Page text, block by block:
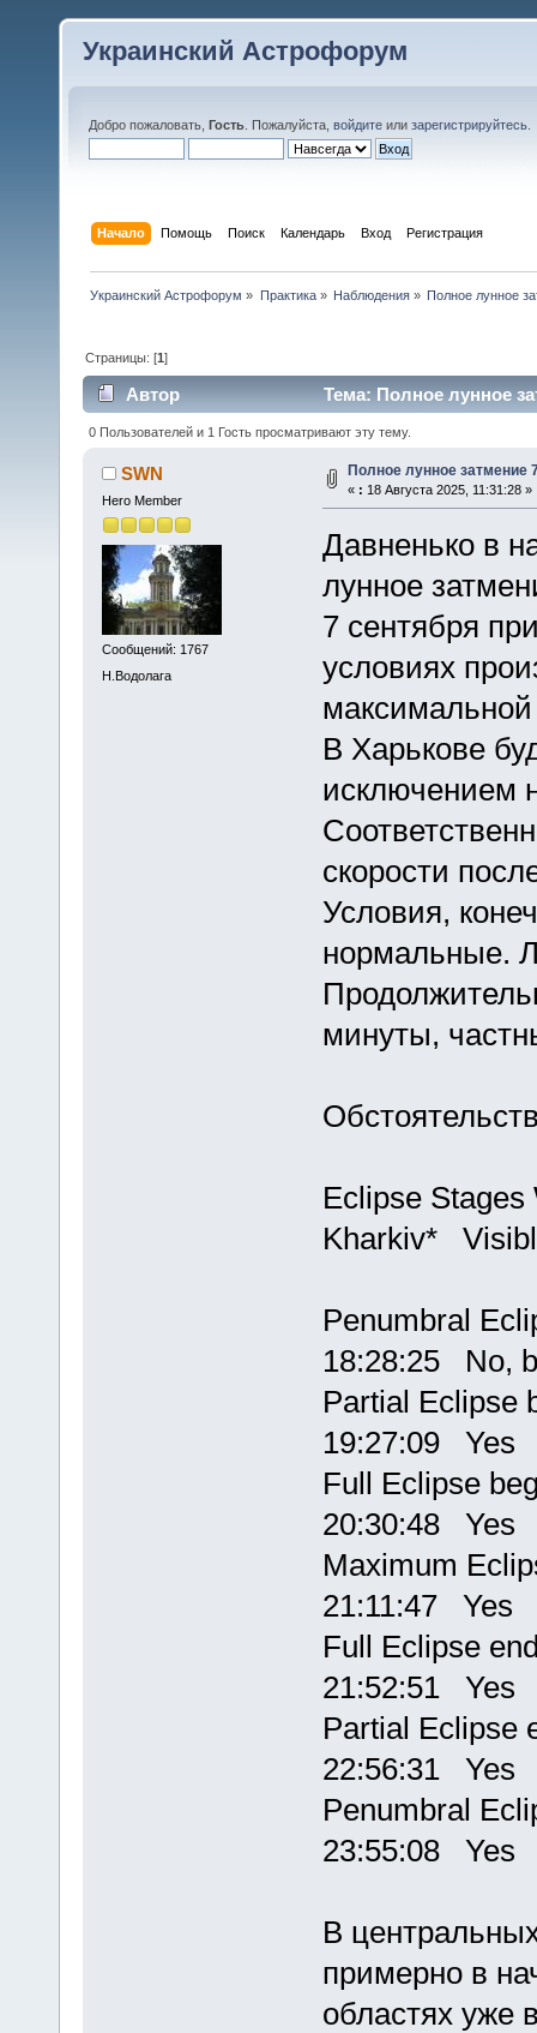
Украинский Астрофорум
Добро пожаловать, Гость . Пожалуйста, войдите или зарегистрируйтесь
Начало Помощь Поиск Календарь Вход Регистрация
Украинский Астрофорум » Практика» Наблюдения» Полное лунное
Страницы: [1]
Автор Тема: Полное лунное
0 Пользователей и 1 Гость просматривают эту тему.
SWN
Hero Member
Сообщений: 1767
Н.Водолага
Полное лунное затмение
« : 18 Августа 2025, 11:31:28 »
Давненько в
лунное
7 сентября
условиях
В Харькове
исключением
скорости
Условия,
нормальные.
минуты,
Eclipse
Kharkiv*
Penumbral
18:28:25 No,
Partial
19:27:09 Yes
Full Eclipse
20:30:48 Yes
Maximum
21:11:47 Yes
Full
21:52:51 Yes
Partial
22:56:31 Yes
Penumbral
23:55:08 Yes
В
примерно в
областях уже